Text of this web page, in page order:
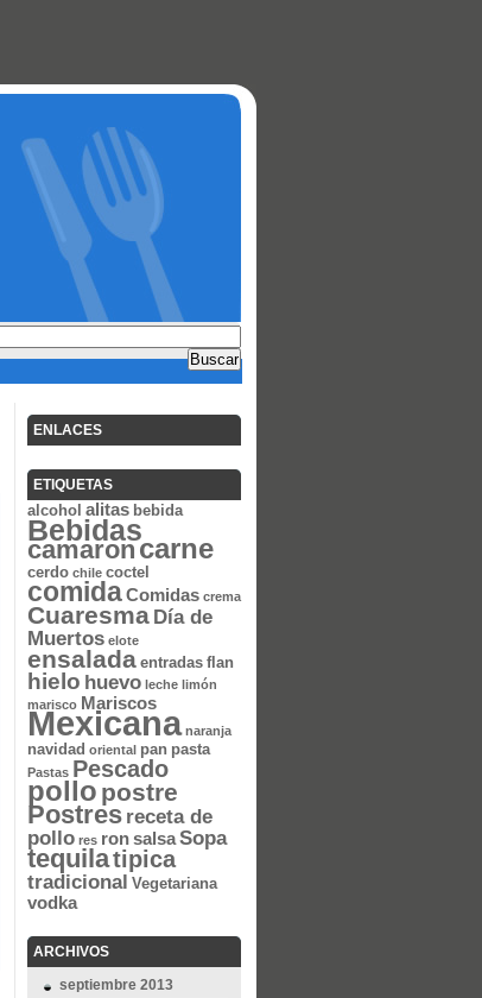
ENLACES
ETIQUETAS
alcohol alitas bebida
Bebidas
camaroncarne
cerdo chile coctel
comidaComidas crema
Cuaresma Día de
Muertos elote
ensalada entradas flan
hielo huevo leche limón
marisco Mariscos
Mexicana naranja
navidad oriental pan pasta
Pastas Pescado
pollo postre
Postres receta de
pollo res ronsalsaSopa
tequilatipica
tradicional Vegetariana
vodka
ARCHIVOS
septiembre 2013